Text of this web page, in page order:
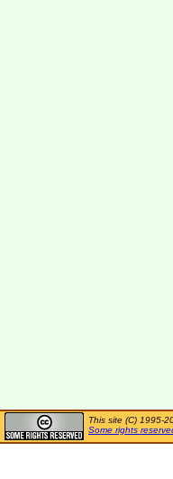
This site (C) 1995-
Some rights